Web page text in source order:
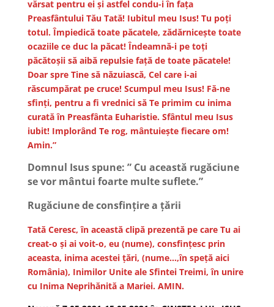
vărsat pentru ei și astfel condu-i în fața
Preasfântului Tău Tată! Iubitul meu Isus! Tu poți
totul. Împiedică toate păcatele, zădărnicește toate
ocaziile ce duc la păcat! Îndeamnă-i pe toți
păcătoșii să aibă repulsie față de toate păcatele!
Doar spre Tine să năzuiască, Cel care i-ai
răscumpărat pe cruce! Scumpul meu Isus! Fă-ne
sfinți, pentru a fi vrednici să Te primim cu inima
curată în Preasfânta Euharistie. Sfântul meu Isus
iubit! Implorând Te rog, mântuiește fiecare om!
Amin.”
Domnul Isus spune: ” Cu această rugăciune
se vor mântui foarte multe suflete.”
Rugăciune de consfinţire a ţării
Tată Ceresc, în această clipă prezentă pe care Tu ai
creat-o şi ai voit-o, eu (nume), consfinţesc prin
aceasta, inima acestei ţări, (nume…,în speţă aici
România), Inimilor Unite ale Sfintei Treimi, în unire
cu Inima Neprihănită a Mariei. AMIN.